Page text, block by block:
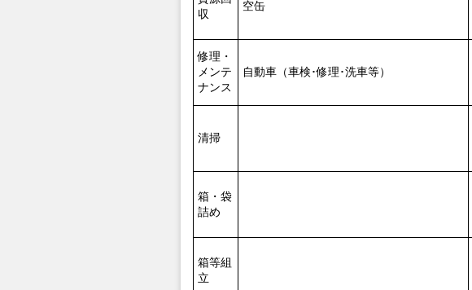
収
空缶
修理・
メンテ
ナンス
自動車（車検･修理･洗車等）
清掃
箱・袋
詰め
箱等組
立